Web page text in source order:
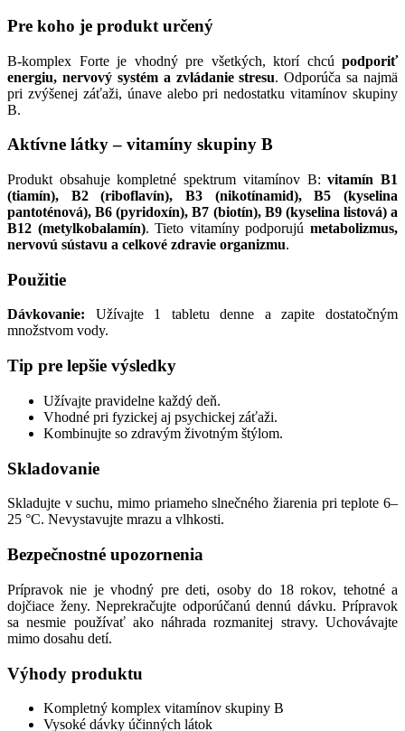
Pre koho je produkt určený
B-komplex Forte je vhodný pre všetkých, ktorí chcú podporiť
energiu, nervový systém a zvládanie stresu. Odporúča sa najmä
pri zvýšenej záťaži, únave alebo pri nedostatku vitamínov skupiny
B.
Aktívne látky – vitamíny skupiny B
Produkt obsahuje kompletné spektrum vitamínov B:vitamín B1
(tiamín), B2 (riboflavín), B3 (nikotínamid), B5 (kyselina
pantoténová), B6 (pyridoxín), B7 (biotín), B9 (kyselina listová) a
B12 (metylkobalamín). Tieto vitamíny podporujúmetabolizmus,
nervovú sústavu a celkové zdravie organizmu.
Použitie
Dávkovanie: Užívajte 1 tabletu denne a zapite dostatočným
množstvom vody.
Tip pre lepšie výsledky
Užívajte pravidelne každý deň.
Vhodné pri fyzickej aj psychickej záťaži.
Kombinujte so zdravým životným štýlom.
Skladovanie
Skladujte v suchu, mimo priameho slnečného žiarenia pri teplote 6–
25 °C. Nevystavujte mrazu a vlhkosti.
Bezpečnostné upozornenia
Prípravok nie je vhodný pre deti, osoby do 18 rokov, tehotné a
dojčiace ženy. Neprekračujte odporúčanú dennú dávku. Prípravok
sa nesmie používať ako náhrada rozmanitej stravy. Uchovávajte
mimo dosahu detí.
Výhody produktu
Kompletný komplex vitamínov skupiny B
Vysoké dávky účinných látok